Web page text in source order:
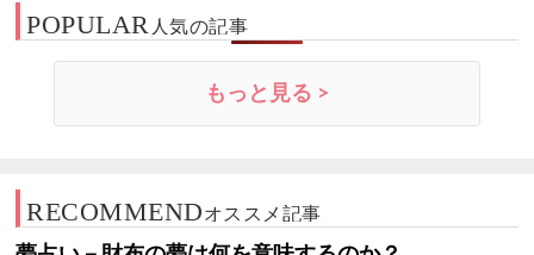
POPULAR人気の記事
もっと見る >
RECOMMENDオススメ記事